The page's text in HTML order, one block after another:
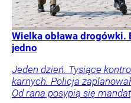
Wielka obława
jedno
Jeden dzień. Tysiące
karnych. Policja
Od rana posypią się